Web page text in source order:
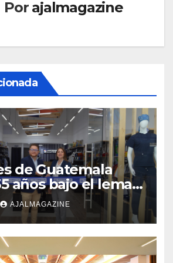
Por ajalmagazine
de Guatemala
años bajo el lema
destacar» y
expansión
AJALMAGAZINE